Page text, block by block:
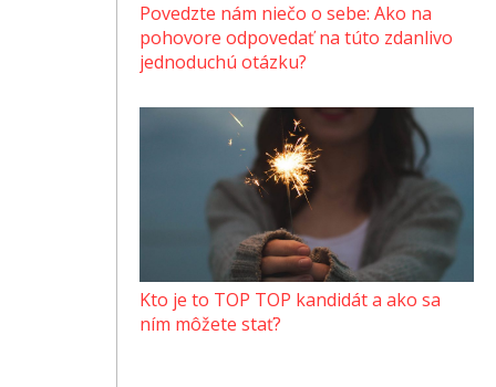
Povedzte nám niečo o sebe: Ako na
pohovore odpovedať na túto zdanlivo
jednoduchú otázku?
Kto je to TOP TOP kandidát a ako sa
ním môžete stať?